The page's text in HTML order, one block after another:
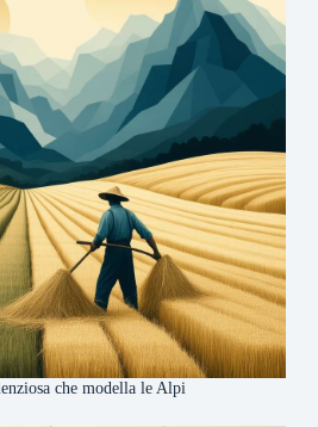
che modella le Alpi